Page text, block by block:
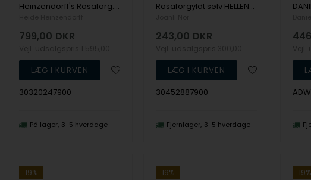
Heinzendorff's Rosaforg. sølv system-creoler Lisa 15x13mm
799,00 DKR
30320247900
På lager 3-5 hverdage
Rosaforgyldt sølv HELLENOR øreringe. Knæk creol med zirkonia i en smuk hvid farve fra Joanli Nor
243,00 DKR
30452887900
Fjernlager 3-5 hverdage
19% 19% 19%